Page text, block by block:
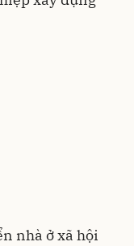
nhà ở xã hội